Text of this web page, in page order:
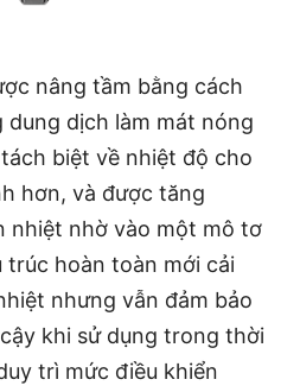
nâng tầm bằng cách
dung dịch làm mát nóng
biệt về nhiệt độ cho
hơn, và được tăng
nhiệt nhờ vào một mô tơ
trúc hoàn toàn mới cải
nhưng vẫn đảm bảo
khi sử dụng trong thời
trì mức điều khiển